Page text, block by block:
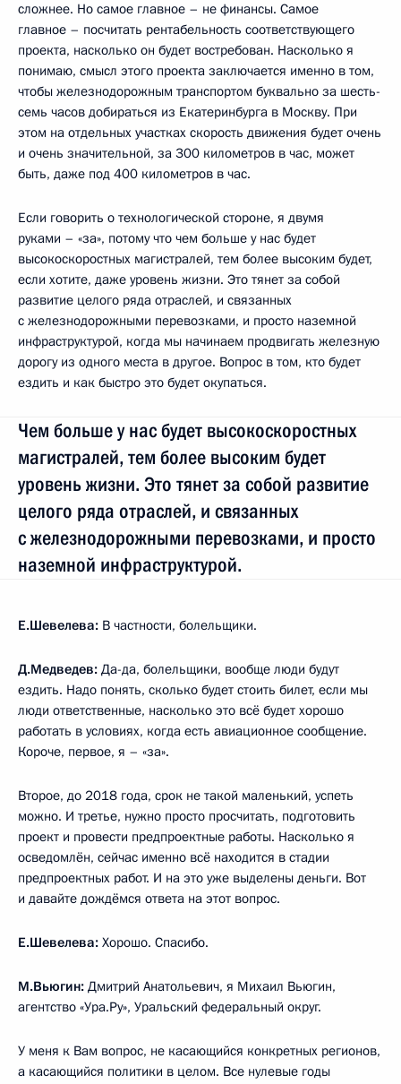
сложнее. Но самое главное – не финансы. Самое
главное – посчитать рентабельность соответствующего
проекта, насколько он будет востребован. Насколько я
понимаю, смысл этого проекта заключается именно в том,
чтобы железнодорожным транспортом буквально за шесть-
семь часов добираться из Екатеринбурга в Москву. При
этом на отдельных участках скорость движения будет очень
и очень значительной, за 300 километров в час, может
быть, даже под 400 километров в час.
Если говорить о технологической стороне, я двумя
руками – «за», потому что чем больше у нас будет
высокоскоростных магистралей, тем более высоким будет,
если хотите, даже уровень жизни. Это тянет за собой
развитие целого ряда отраслей, и связанных
с железнодорожными перевозками, и просто наземной
инфраструктурой, когда мы начинаем продвигать железную
дорогу из одного места в другое. Вопрос в том, кто будет
ездить и как быстро это будет окупаться.
Чем больше у нас будет высокоскоростных
магистралей, тем более высоким будет
уровень жизни. Это тянет за собой развитие
целого ряда отраслей, и связанных
с железнодорожными перевозками, и просто
наземной инфраструктурой.
Е.Шевелева: В частности, болельщики.
Д.Медведев: Да-да, болельщики, вообще люди будут
ездить. Надо понять, сколько будет стоить билет, если мы
люди ответственные, насколько это всё будет хорошо
работать в условиях, когда есть авиационное сообщение.
Короче, первое, я – «за».
Второе, до 2018 года, срок не такой маленький, успеть
можно. И третье, нужно просто просчитать, подготовить
проект и провести предпроектные работы. Насколько я
осведомлён, сейчас именно всё находится в стадии
предпроектных работ. И на это уже выделены деньги. Вот
и давайте дождёмся ответа на этот вопрос.
Е.Шевелева: Хорошо. Спасибо.
М.Вьюгин: Дмитрий Анатольевич, я Михаил Вьюгин,
агентство «Ура.Ру», Уральский федеральный округ.
У меня к Вам вопрос, не касающийся конкретных регионов,
а касающийся политики в целом. Все нулевые годы